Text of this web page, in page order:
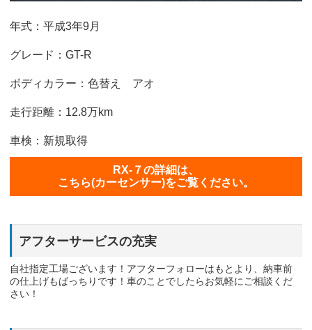
年式：平成3年9月
グレード：GT-R
ボディカラー：色替え アオ
走行距離：12.8万km
車検：新規取得
RX-７の詳細は、
こちら(カーセンサー)をご覧ください。
アフターサービスの充実
自社指定工場ございます！アフターフォローはもとより、納車前
の仕上げもばっちりです！車のことでしたらお気軽にご相談くだ
さい！